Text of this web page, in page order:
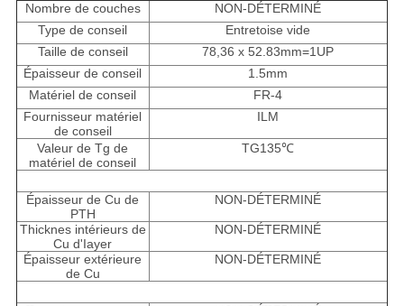
Nombre de couches
NON-DÉTERMINÉ
Type de conseil
Entretoise vide
Taille de conseil
78,36 x 52.83mm=1UP
Épaisseur de conseil
1.5mm
Matériel de conseil
FR-4
Fournisseur matériel
de conseil
ILM
Valeur de Tg de
matériel de conseil
TG135℃
Épaisseur de Cu de
PTH
NON-DÉTERMINÉ
Thicknes intérieurs de
Cu d'Iayer
NON-DÉTERMINÉ
Épaisseur extérieure
de Cu
NON-DÉTERMINÉ